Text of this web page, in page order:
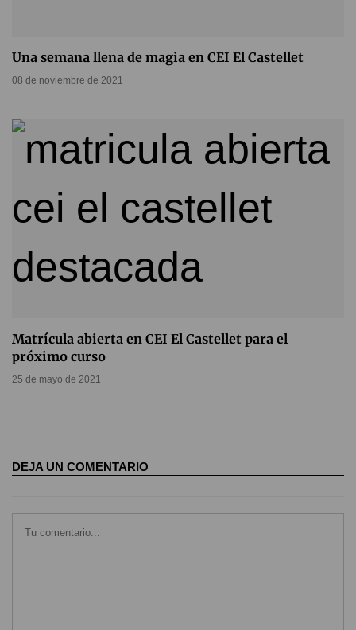
Una semana llena de magia en CEI El Castellet
08 de noviembre de 2021
Matrícula abierta en CEI El Castellet para el
próximo curso
25 de mayo de 2021
DEJA UN COMENTARIO